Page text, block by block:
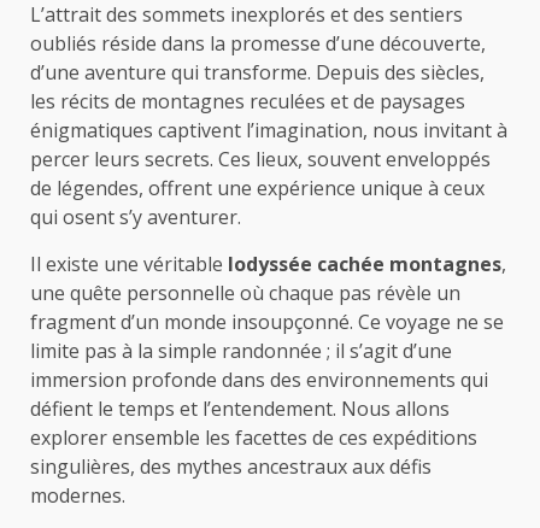
L’attrait des sommets inexplorés et des sentiers
oubliés réside dans la promesse d’une découverte,
d’une aventure qui transforme. Depuis des siècles,
les récits de montagnes reculées et de paysages
énigmatiques captivent l’imagination, nous invitant à
percer leurs secrets. Ces lieux, souvent enveloppés
de légendes, offrent une expérience unique à ceux
qui osent s’y aventurer.
Il existe une véritable lodyssée cachée montagnes,
une quête personnelle où chaque pas révèle un
fragment d’un monde insoupçonné. Ce voyage ne se
limite pas à la simple randonnée ; il s’agit d’une
immersion profonde dans des environnements qui
défient le temps et l’entendement. Nous allons
explorer ensemble les facettes de ces expéditions
singulières, des mythes ancestraux aux défis
modernes.